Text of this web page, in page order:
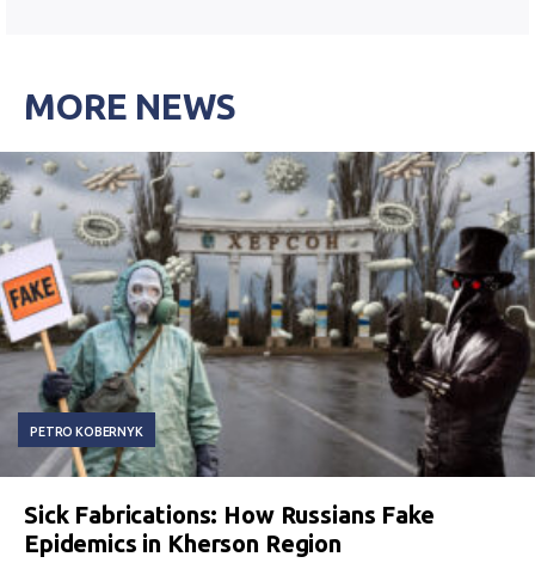
MORE NEWS
PETRO KOBERNYK
Sick Fabrications: How Russians Fake
Epidemics in Kherson Region